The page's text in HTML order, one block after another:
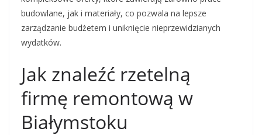
budowlane, jak i materiały, co pozwala na lepsze
zarządzanie budżetem i uniknięcie nieprzewidzianych
wydatków.
Jak znaleźć rzetelną
firmę remontową w
Białymstoku